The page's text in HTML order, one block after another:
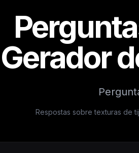
Gerador
Respostas sobre texturas de